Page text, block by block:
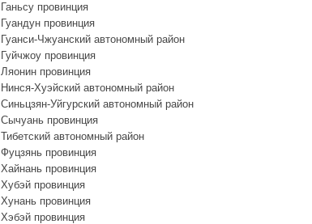
Ганьсу провинция
Гуандун провинция
Гуанси-Чжуанский автономный район
Гуйчжоу провинция
Ляонин провинция
Нинся-Хуэйский автономный район
Синьцзян-Уйгурский автономный район
Сычуань провинция
Тибетский автономный район
Фуцзянь провинция
Хайнань провинция
Хубэй провинция
Хунань провинция
Хэбэй провинция